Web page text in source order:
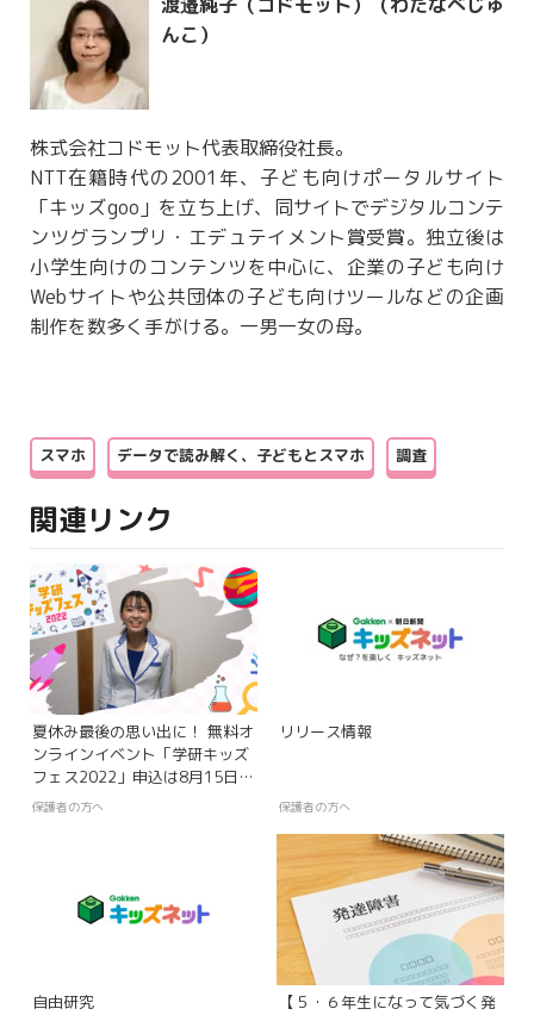
んこ）
株式会社コドモット代表取締役社長。
NTT在籍時代の2001年、子ども向けポータルサイト
「キッズgoo」を立ち上げ、同サイトでデジタルコンテ
ンツグランプリ・エデュテイメント賞受賞。独立後は
小学生向けのコンテンツを中心に、企業の子ども向け
Webサイトや公共団体の子ども向けツールなどの企画
制作を数多く手がける。一男一女の母。
スマホ データで読み解く、子どもとスマホ 調査
関連リンク
夏休み最後の思い出に！ 無料オ
ンラインイベント「学研キッズ
フェス2022」申込は8月15日ま
で！
保護者の方へ
リリース情報
保護者の方へ
自由研究
【５・６年生になって気づく発